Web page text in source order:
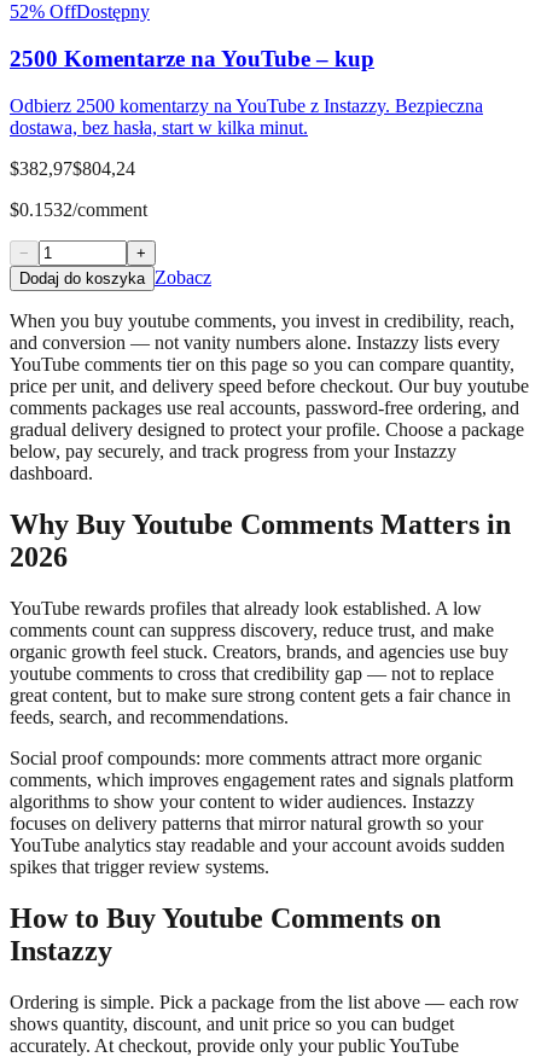
52% OffDostępny
2500 Komentarze na YouTube – kup
Odbierz 2500 komentarzy na YouTube z Instazzy. Bezpieczna
dostawa, bez hasła, start w kilka minut.
$382,97$804,24
$0.1532/comment
−
+
Dodaj do koszyka Zobacz
When you buy youtube comments, you invest in credibility, reach,
and conversion — not vanity numbers alone. Instazzy lists every
YouTube comments tier on this page so you can compare quantity,
price per unit, and delivery speed before checkout. Our buy youtube
comments packages use real accounts, password-free ordering, and
gradual delivery designed to protect your profile. Choose a package
below, pay securely, and track progress from your Instazzy
dashboard.
Why Buy Youtube Comments Matters in
2026
YouTube rewards profiles that already look established. A low
comments count can suppress discovery, reduce trust, and make
organic growth feel stuck. Creators, brands, and agencies use buy
youtube comments to cross that credibility gap — not to replace
great content, but to make sure strong content gets a fair chance in
feeds, search, and recommendations.
Social proof compounds: more comments attract more organic
comments, which improves engagement rates and signals platform
algorithms to show your content to wider audiences. Instazzy
focuses on delivery patterns that mirror natural growth so your
YouTube analytics stay readable and your account avoids sudden
spikes that trigger review systems.
How to Buy Youtube Comments on
Instazzy
Ordering is simple. Pick a package from the list above — each row
shows quantity, discount, and unit price so you can budget
accurately. At checkout, provide only your public YouTube